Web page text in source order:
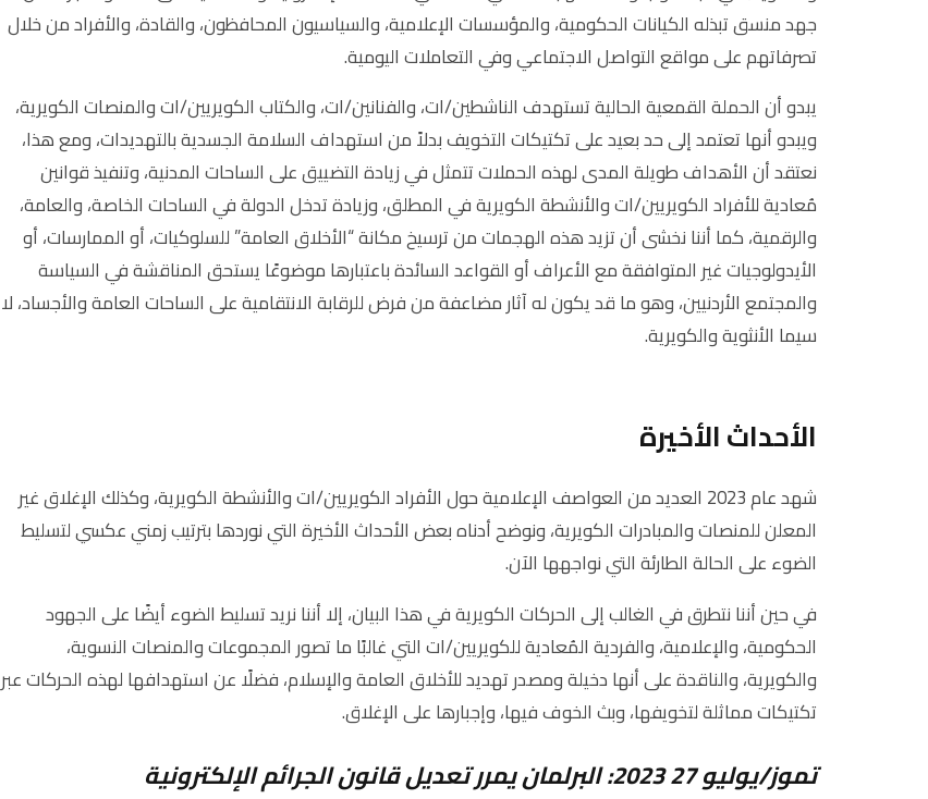
جهد منسق تبذله الكيانات الحكومية، والمؤسسات الإعلامية، والسياسيون المحافظون، والقادة، والأفراد من خلال
تصرفاتهم على مواقع التواصل الاجتماعي وفي التعاملات اليومية.
يبدو أن الحملة القمعية الحالية تستهدف الناشطين/ات، والفنانين/ات، والكتاب الكويريين/ات والمنصات الكويرية،
ويبدو أنها تعتمد إلى حد بعيد على تكتيكات التخويف بدلاً من استهداف السلامة الجسدية بالتهديدات، ومع هذا،
نعتقد أن الأهداف طويلة المدى لهذه الحملات تتمثل في زيادة التضييق على الساحات المدنية، وتنفيذ قوانين
مُعادية للأفراد الكويريين/ات والأنشطة الكويرية في المطلق، وزيادة تدخل الدولة في الساحات الخاصة، والعامة،
والرقمية، كما أننا نخشى أن تزيد هذه الهجمات من ترسيخ مكانة “الأخلاق العامة” للسلوكيات، أو الممارسات، أو
الأيدولوجيات غير المتوافقة مع الأعراف أو القواعد السائدة باعتبارها موضوعًا يستحق المناقشة في السياسة
والمجتمع الأردنيين، وهو ما قد يكون له آثار مضاعفة من فرض للرقابة الانتقامية على الساحات العامة والأجساد، لا
سيما الأنثوية والكويرية.
الأحداث الأخيرة
شهد عام 2023 العديد من العواصف الإعلامية حول الأفراد الكويريين/ات والأنشطة الكويرية، وكذلك الإغلاق غير
المعلن للمنصات والمبادرات الكويرية، ونوضح أدناه بعض الأحداث الأخيرة التي نوردها بترتيب زمني عكسي لتسليط
الضوء على الحالة الطارئة التي نواجهها الآن.
في حين أننا نتطرق في الغالب إلى الحركات الكويرية في هذا البيان، إلا أننا نريد تسليط الضوء أيضًا على الجهود
الحكومية، والإعلامية، والفردية المُعادية للكويريين/ات التي غالبًا ما تصور المجموعات والمنصات النسوية،
والكويرية، والناقدة على أنها دخيلة ومصدر تهديد للأخلاق العامة والإسلام، فضلًا عن استهدافها لهذه الحركات عبر
تكتيكات مماثلة لتخويفها، وبث الخوف فيها، وإجبارها على الإغلاق.
تموز/يوليو 27 2023: البرلمان يمرر تعديل قانون الجرائم الإلكترونية